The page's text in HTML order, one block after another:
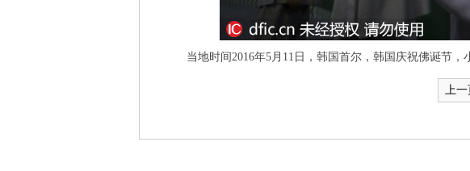
当地时间2016年5月11日，韩国首尔，韩国庆祝佛诞节，
上一